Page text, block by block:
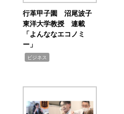
行革甲子園 沼尾波子
東洋大学教授 連載
「よんななエコノミ
ー」
ビジネス